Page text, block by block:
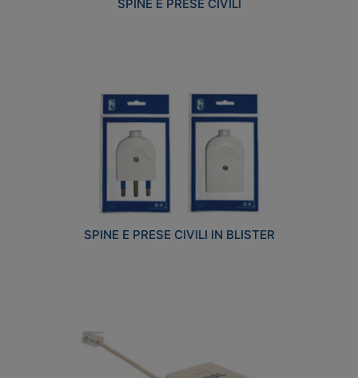
SPINE E PRESE CIVILI
SPINE E PRESE CIVILI IN BLISTER